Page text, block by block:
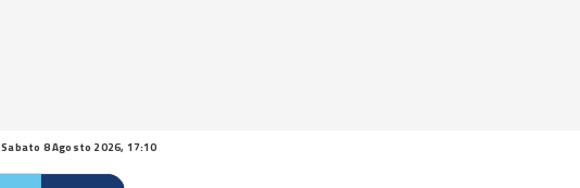
Sabato 8 Agosto 2026, 17:10